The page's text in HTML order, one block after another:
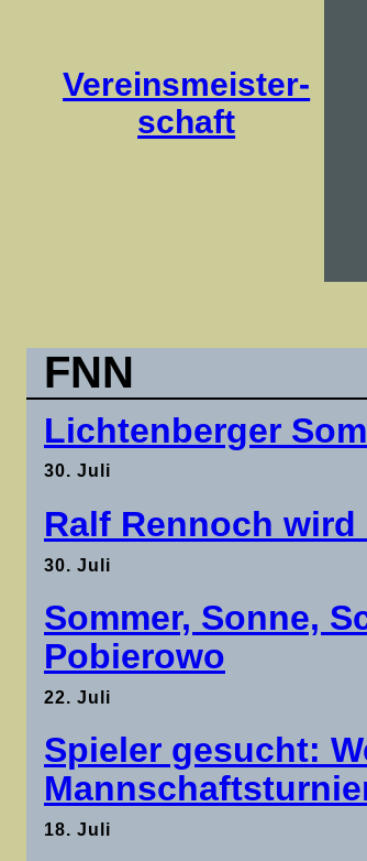
Vereins­meister­­
schaft
FNN
Lichtenberger
30. Juli
Ralf Rennoch wird
30. Juli
Sommer, Sonne,
Pobierowo
22. Juli
Spieler gesucht:
18. Juli